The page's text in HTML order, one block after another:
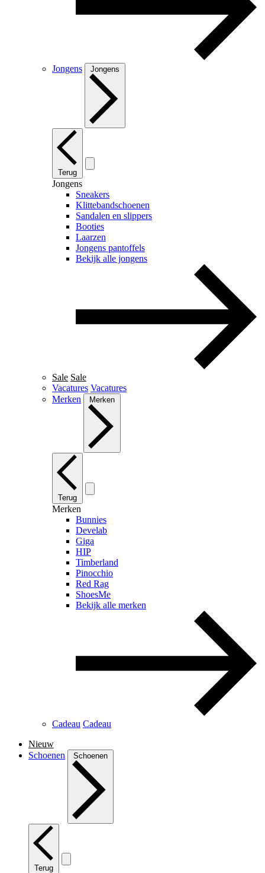
Jongens Jongens
Terug
Jongens
Sneakers
Klittebandschoenen
Sandalen en slippers
Booties
Laarzen
Jongens pantoffels
Bekijk alle jongens
Sale Sale
Vacatures Vacatures
Merken
Merken
Terug
Merken
Bunnies
Develab
Giga
HIP
Timberland
Pinocchio
Red Rag
ShoesMe
Bekijk alle merken
Cadeau Cadeau
Nieuw
Schoenen
Schoenen
Terug